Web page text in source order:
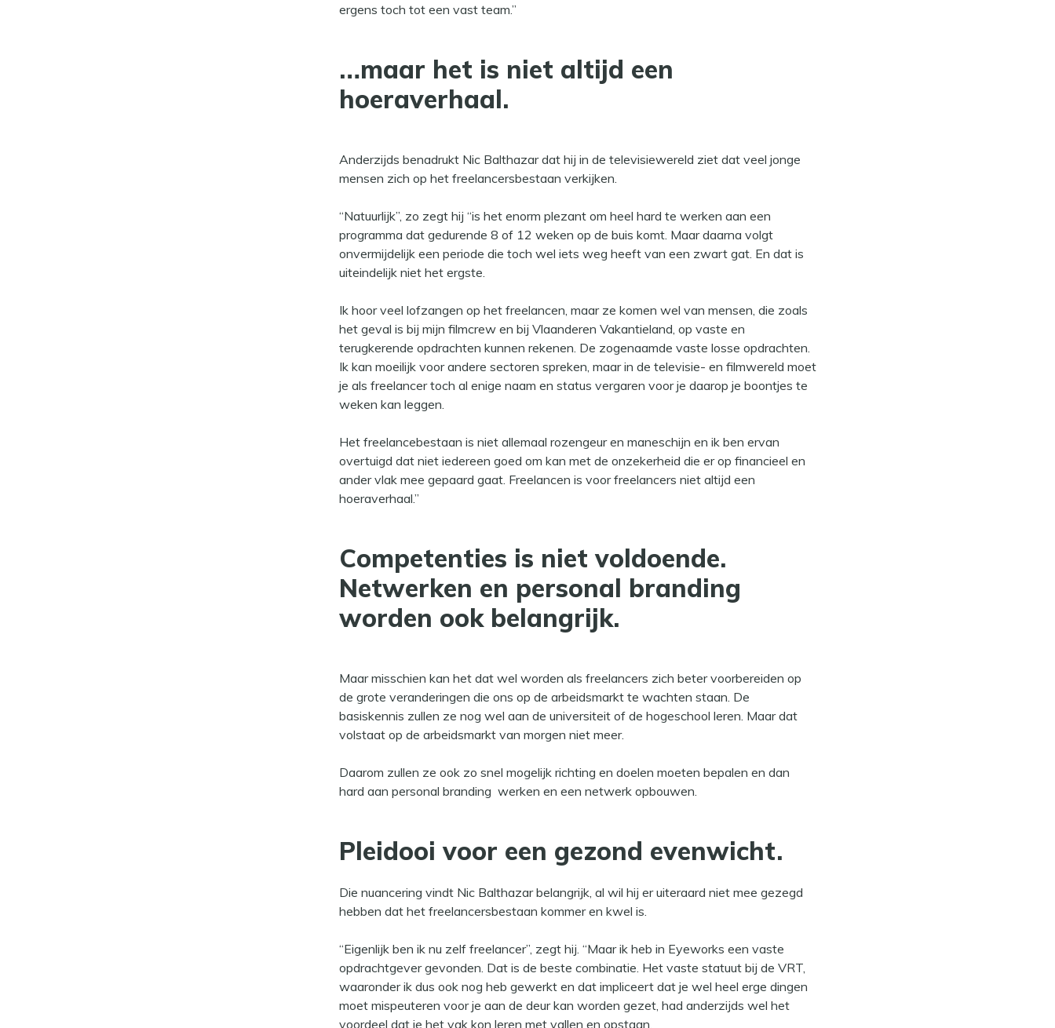
ergens toch tot een vast team.”
…maar het is niet altijd een
hoeraverhaal.
Anderzijds benadrukt Nic Balthazar dat hij in de televisiewereld ziet dat veel jonge
mensen zich op het freelancersbestaan verkijken.
“Natuurlijk”, zo zegt hij “is het enorm plezant om heel hard te werken aan een
programma dat gedurende 8 of 12 weken op de buis komt. Maar daarna volgt
onvermijdelijk een periode die toch wel iets weg heeft van een zwart gat. En dat is
uiteindelijk niet het ergste.
Ik hoor veel lofzangen op het freelancen, maar ze komen wel van mensen, die zoals
het geval is bij mijn filmcrew en bij Vlaanderen Vakantieland, op vaste en
terugkerende opdrachten kunnen rekenen. De zogenaamde vaste losse opdrachten.
Ik kan moeilijk voor andere sectoren spreken, maar in de televisie- en filmwereld moet
je als freelancer toch al enige naam en status vergaren voor je daarop je boontjes te
weken kan leggen.
Het freelancebestaan is niet allemaal rozengeur en maneschijn en ik ben ervan
overtuigd dat niet iedereen goed om kan met de onzekerheid die er op financieel en
ander vlak mee gepaard gaat. Freelancen is voor freelancers niet altijd een
hoeraverhaal.”
Competenties is niet voldoende.
Netwerken en personal branding
worden ook belangrijk.
Maar misschien kan het dat wel worden als freelancers zich beter voorbereiden op
de grote veranderingen die ons op de arbeidsmarkt te wachten staan. De
basiskennis zullen ze nog wel aan de universiteit of de hogeschool leren. Maar dat
volstaat op de arbeidsmarkt van morgen niet meer.
Daarom zullen ze ook zo snel mogelijk richting en doelen moeten bepalen en dan
hard aan personal branding werken en een netwerk opbouwen.
Pleidooi voor een gezond evenwicht.
Die nuancering vindt Nic Balthazar belangrijk, al wil hij er uiteraard niet mee gezegd
hebben dat het freelancersbestaan kommer en kwel is.
“Eigenlijk ben ik nu zelf freelancer”, zegt hij. “Maar ik heb in Eyeworks een vaste
opdrachtgever gevonden. Dat is de beste combinatie. Het vaste statuut bij de VRT,
waaronder ik dus ook nog heb gewerkt en dat impliceert dat je wel heel erge dingen
moet mispeuteren voor je aan de deur kan worden gezet, had anderzijds wel het
voordeel dat je het vak kon leren met vallen en opstaan.